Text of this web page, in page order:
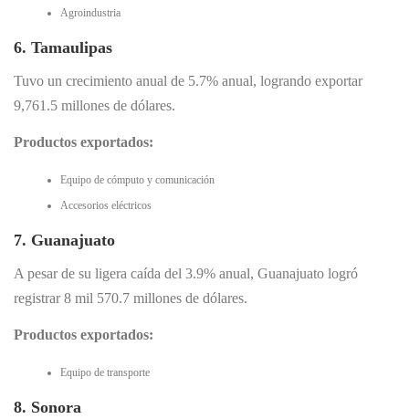
Agroindustria
6. Tamaulipas
Tuvo un crecimiento anual de 5.7% anual, logrando exportar
9,761.5 millones de dólares.
Productos exportados:
Equipo de cómputo y comunicación
Accesorios eléctricos
7. Guanajuato
A pesar de su ligera caída del 3.9% anual, Guanajuato logró
registrar 8 mil 570.7 millones de dólares.
Productos exportados:
Equipo de transporte
8. Sonora